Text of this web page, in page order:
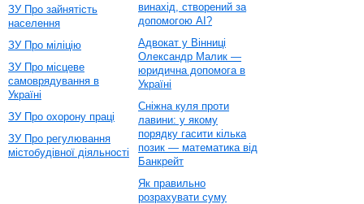
ЗУ Про зайнятість
населення
ЗУ Про міліцію
ЗУ Про місцеве
самоврядування в
Україні
ЗУ Про охорону праці
ЗУ Про регулювання
містобудівної діяльності
винахід, створений за
допомогою AI?
Адвокат у Вінниці
Олександр Малик —
юридична допомога в
Україні
Сніжна куля проти
лавини: у якому
порядку гасити кілька
позик — математика від
Банкрейт
Як правильно
розрахувати суму